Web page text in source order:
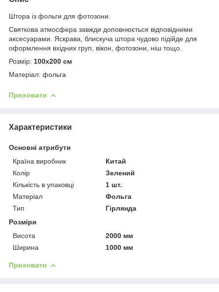
Штора із фольги для фотозони.
Святкова атмосфера завжди доповнюється відповідними
аксесуарами. Яскрава, блискуча штора чудово підійде для
оформлення вхідних груп, вікон, фотозони, ніш тощо.
Розмір: 100х200 см
Матеріал: фольга
Приховати
Характеристики
Основні атрибути
Країна виробник
Китай
Колір
Зелений
Кількість в упаковці
1 шт.
Матеріал
Фольга
Тип
Гірлянда
Розміри
Висота
2000 мм
Ширина
1000 мм
Приховати